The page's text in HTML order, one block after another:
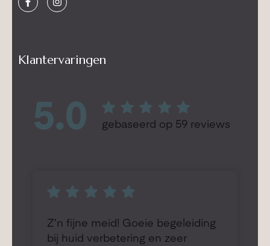
Klantervaringen